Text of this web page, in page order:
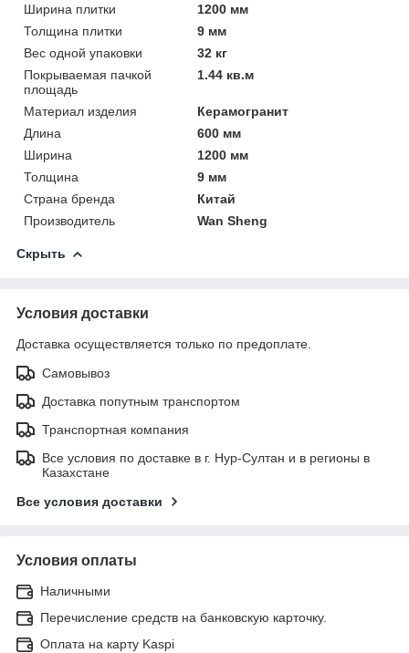
Ширина плитки
1200 мм
Толщина плитки
9 мм
Вес одной упаковки
32 кг
Покрываемая пачкой
площадь
1.44 кв.м
Материал изделия
Керамогранит
Длина
600 мм
Ширина
1200 мм
Толщина
9 мм
Страна бренда
Китай
Производитель
Wan Sheng
Скрыть
Условия доставки
Доставка осуществляется только по предоплате.
Самовывоз
Доставка попутным транспортом
Транспортная компания
Все условия по доставке в г. Нур-Султан и в регионы в
Казахстане
Все условия доставки
Условия оплаты
Наличными
Перечисление средств на банковскую карточку.
Оплата на карту Kaspi